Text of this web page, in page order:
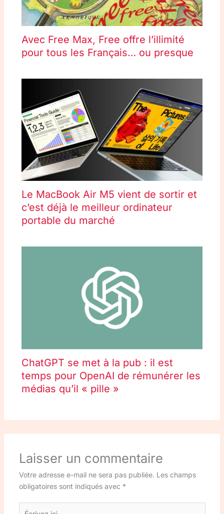
Avec Free Max, Free offre l’illimité
pour tous les Français… ou presque
Le MacBook Air M5 vient de sortir et
c’est déjà le meilleur ordinateur
portable du marché
ChatGPT se met à la pub : il est
temps pour OpenAI de rémunérer les
médias qu’il « pille »
Laisser un commentaire
Votre adresse e-mail ne sera pas publiée. Les champs
obligatoires sont indiqués avec *
Écrivez